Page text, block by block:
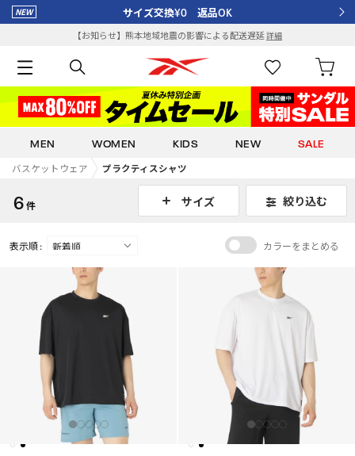
サイズ交換¥0 返品OK
【お知らせ】熊本地域地震の影響による配送遅延詳細
MEN WOMEN KIDS NEW SALE
バスケットウェア プラクティスシャツ
6件 サイズ 絞り込む
表示順 : カラーをまとめる